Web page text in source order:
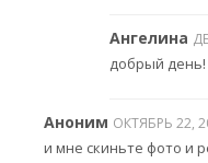
Ангелина
добрый
Аноним ОКТЯБРЬ 22,
и мне скиньте фото и